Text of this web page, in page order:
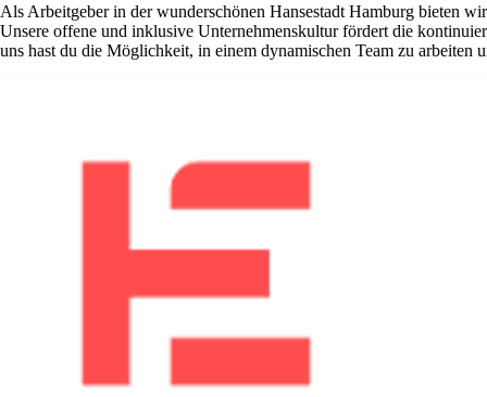
Als Arbeitgeber in der wunderschönen Hansestadt Hamburg bieten
Unsere offene und inklusive Unternehmenskultur fördert die
uns hast du die Möglichkeit, in einem dynamischen Team zu arbeiten